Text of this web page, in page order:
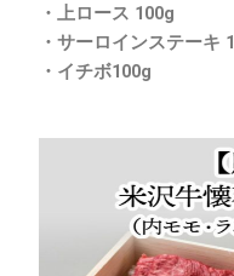
・上ロース 100g
・サーロインステーキ
・イチボ100g